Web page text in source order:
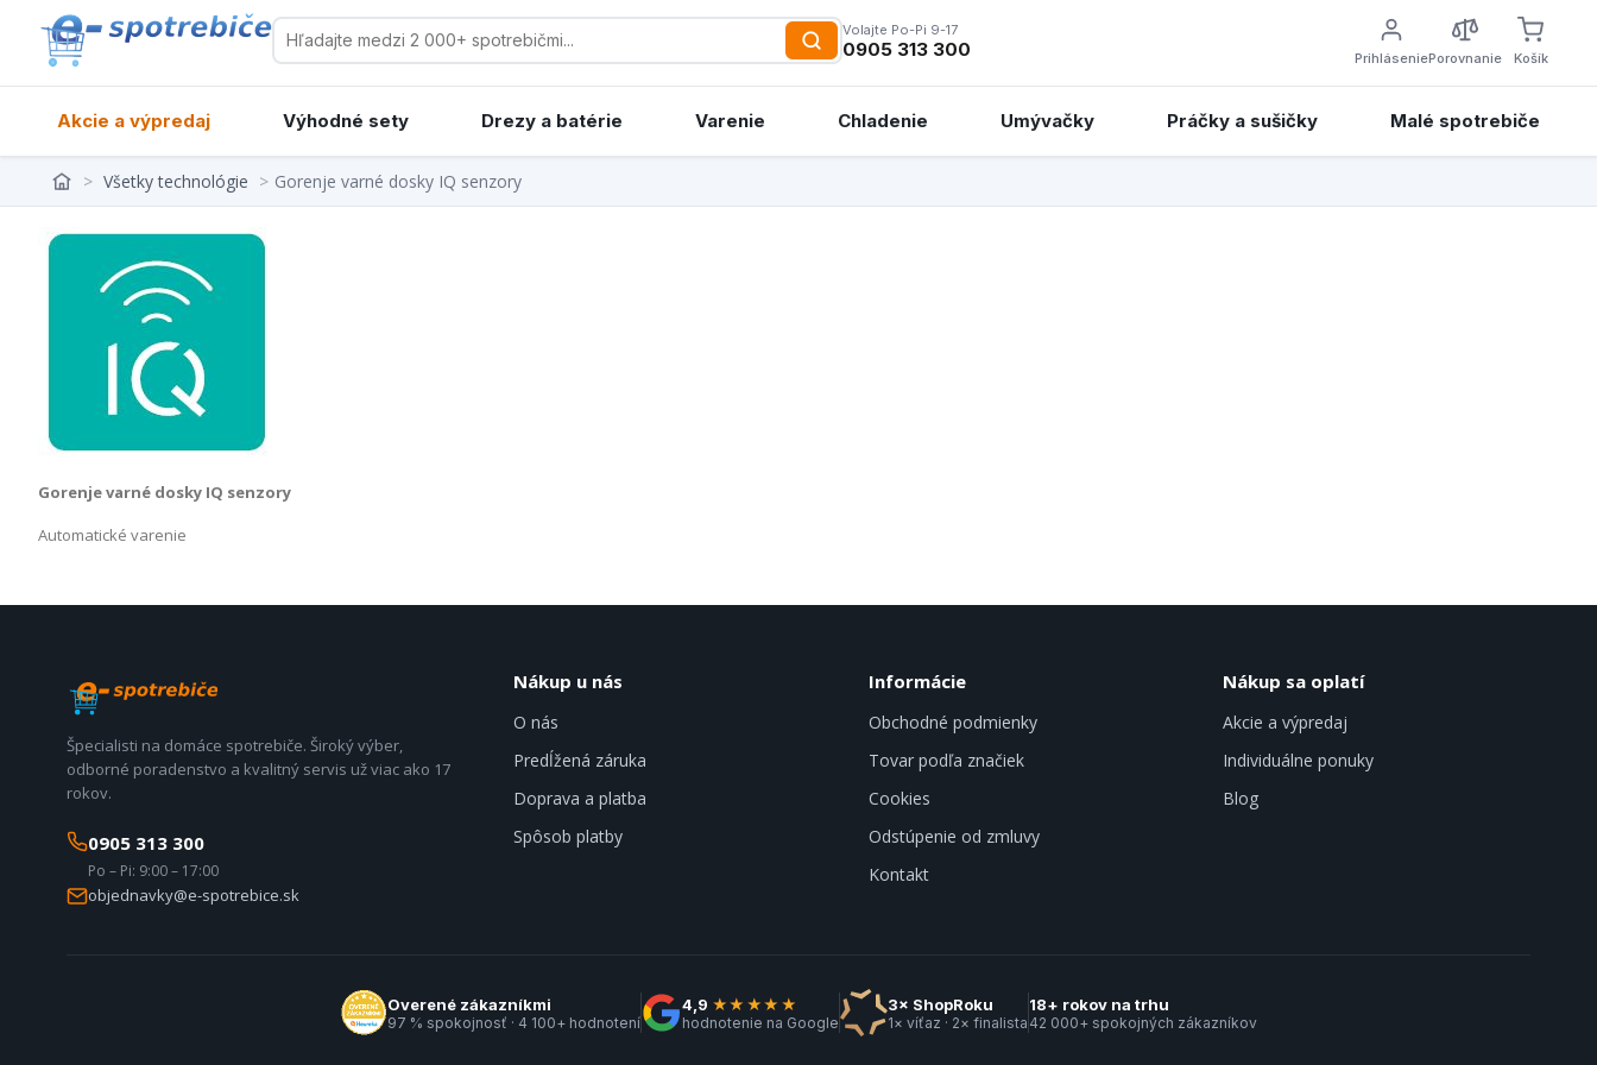
Volajte Po-Pi 9-17
0905 313 300 PrihláseniePorovnanie Košík
Akcie a výpredaj Výhodné sety Drezy a batérie Varenie Chladenie Umývačky Práčky a sušičky Malé spotrebiče
> Všetky technológie > Gorenje varné dosky IQ senzory
Gorenje varné dosky IQ senzory
Automatické varenie
Špecialisti na domáce spotrebiče. Široký výber,
odborné poradenstvo a kvalitný servis už viac ako 17
rokov.
0905 313 300
Po – Pi: 9:00 – 17:00
objednavky@e-spotrebice.sk
Nákup u nás
O nás
Predĺžená záruka
Doprava a platba
Spôsob platby
Informácie
Obchodné podmienky
Tovar podľa značiek
Cookies
Odstúpenie od zmluvy
Kontakt
Nákup sa oplatí
Akcie a výpredaj
Individuálne ponuky
Blog
Overené zákazníkmi
97 % spokojnosť · 4 100+ hodnotení
4,9 ★★★★★
hodnotenie na Google
3× ShopRoku
1× víťaz · 2× finalista
18+ rokov na trhu
42 000+ spokojných zákazníkov